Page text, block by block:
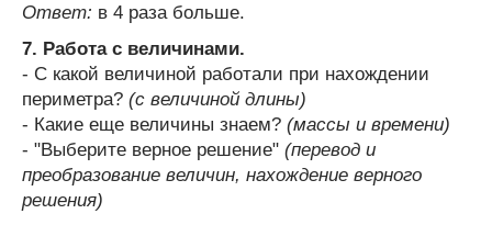
Ответ: в 4 раза больше.
7. Работа с величинами.
- С какой величиной работали при нахождении
периметра? (с величиной длины)
- Какие еще величины знаем? (массы и времени)
- "Выберите верное решение" (перевод и
преобразование величин, нахождение верного
решения)